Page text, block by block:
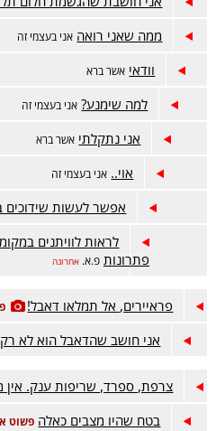
ממה שאני רואה אני בעצמי זה
וודאי אשר ברא
למה שימנע? אני בעצמי זה
אני נתקלתי אשר ברא
אוי.. אני בעצמי זה
אפשר לעשות שידוכים
לראות לוויתנים
פתרונות פ.א. אחרונה
פראיירים, אל תמלאו דאבל!
אני חושב שהדאבל הוא לא
צרפת, ספרד, שריפות ענק. אין
בטח שהיו מצבים כאלה פשוט